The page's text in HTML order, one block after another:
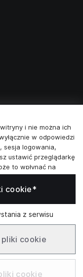
i nie można ich
w odpowiedzi
sesja logowania,
ustawić przeglądarkę
to wpłynąć na
partnerów
przez nich
zainteresowań, a
Jeśli nie zezwolisz
cookie*
z serwisu
cookie
cookie